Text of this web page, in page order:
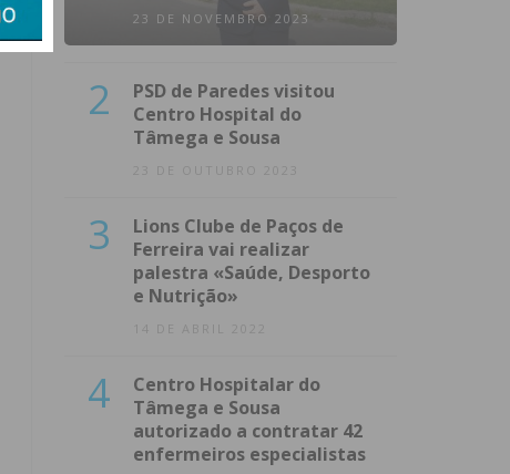
23 DE NOVEMBRO 2023
2
PSD de Paredes visitou
Centro Hospital do
Tâmega e Sousa
23 DE OUTUBRO 2023
3
Lions Clube de Paços de
Ferreira vai realizar
palestra «Saúde, Desporto
e Nutrição»
14 DE ABRIL 2022
4
Centro Hospitalar do
Tâmega e Sousa
autorizado a contratar 42
enfermeiros especialistas